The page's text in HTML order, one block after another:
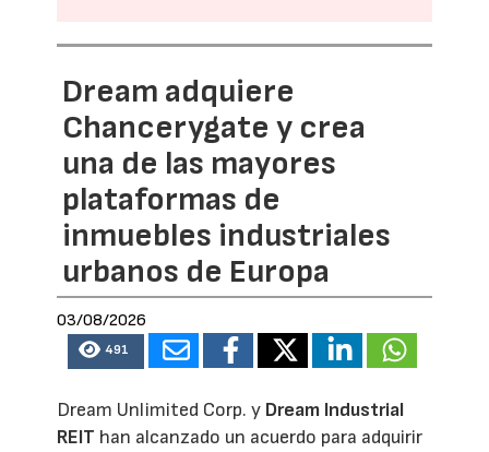
Dream adquiere
Chancerygate y crea
una de las mayores
plataformas de
inmuebles industriales
urbanos de Europa
03/08/2026
491
Dream Unlimited Corp. y Dream Industrial
REIT han alcanzado un acuerdo para adquirir